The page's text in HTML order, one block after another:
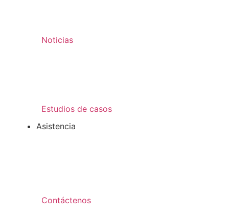
Noticias
Estudios de casos
Asistencia
Contáctenos